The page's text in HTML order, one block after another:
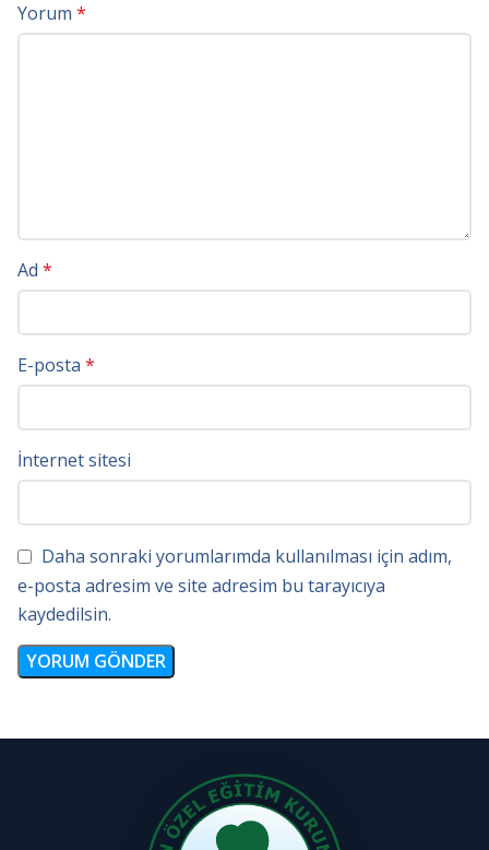
Yorum *
Ad *
E-posta *
İnternet sitesi
Daha sonraki yorumlarımda kullanılması için adım,
e-posta adresim ve site adresim bu tarayıcıya
kaydedilsin.